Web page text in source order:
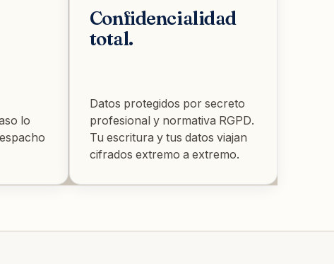
lo
Confidencialidad
total.
Datos protegidos por secreto
profesional y normativa RGPD.
Tu escritura y tus datos viajan
cifrados extremo a extremo.